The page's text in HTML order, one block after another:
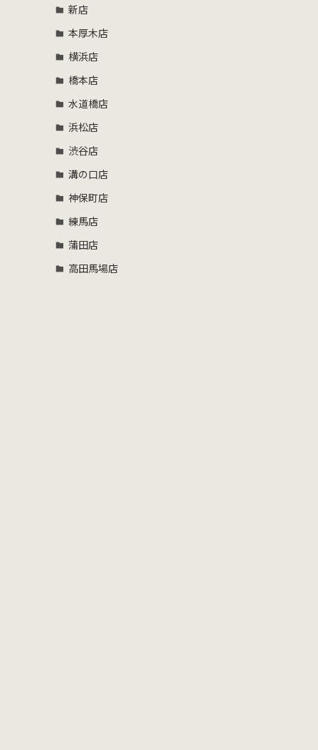
新店
本厚木店
横浜店
橋本店
水道橋店
浜松店
渋谷店
溝の口店
神保町店
練馬店
蒲田店
高田馬場店